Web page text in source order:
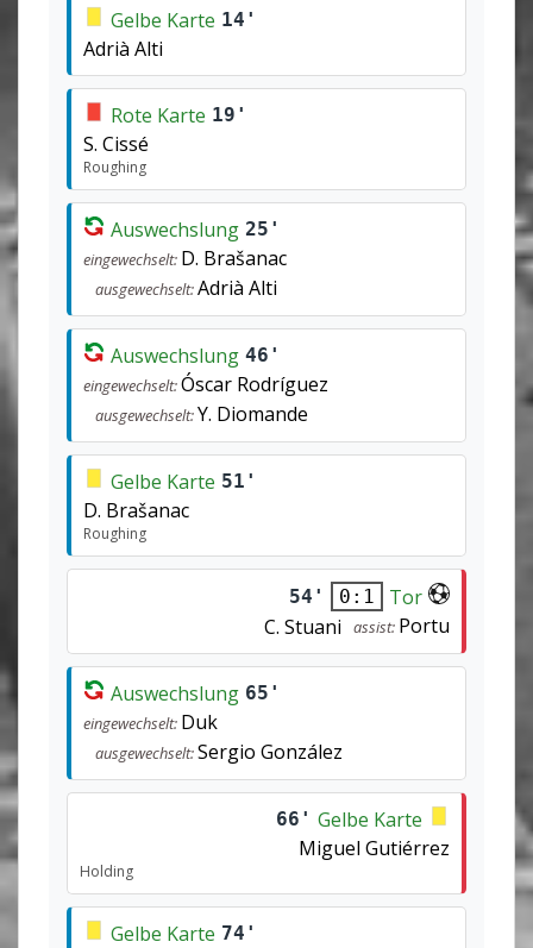
Gelbe Karte 14'
Adrià Alti
Rote Karte 19'
S. Cissé
Roughing
Auswechslung 25'
eingewechselt: D. Brašanac
ausgewechselt:Adrià Alti
Auswechslung 46'
eingewechselt:Óscar Rodríguez
ausgewechselt:Y. Diomande
Gelbe Karte 51'
D. Brašanac
Roughing
54' 0:1
Tor
C. Stuani
assist: Portu
Auswechslung 65'
eingewechselt: Duk
ausgewechselt:Sergio González
66' Gelbe Karte
Miguel Gutiérrez
Holding
Gelbe Karte 74'